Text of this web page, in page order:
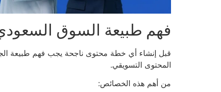
فهم طبيعة السوق
قبل إنشاء أي خطة محتوى ناجحة يجب فهم طبيعة
المحتوى التسويقي.
من أهم هذه الخصائص: